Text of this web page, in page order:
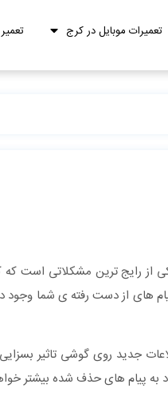
تعمیرات موبایل در کرج
رایج ترین مشکلاتی است که
های از دست رفته ی شما وجود
جدید روی گوشی تاثیر
پیام های حذف شده بیشتر